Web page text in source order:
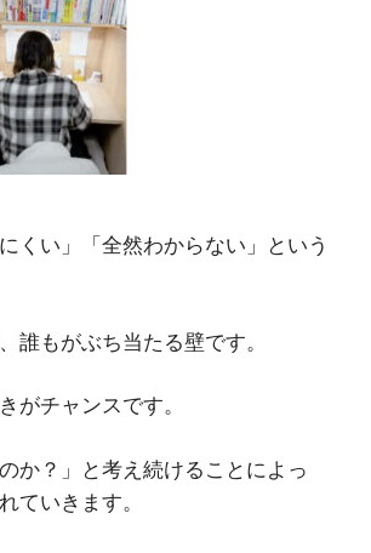
くい」「全然わからない」という
誰もがぶち当たる壁です。
がチャンスです。
か？」と考え続けることによっ
ていきます。